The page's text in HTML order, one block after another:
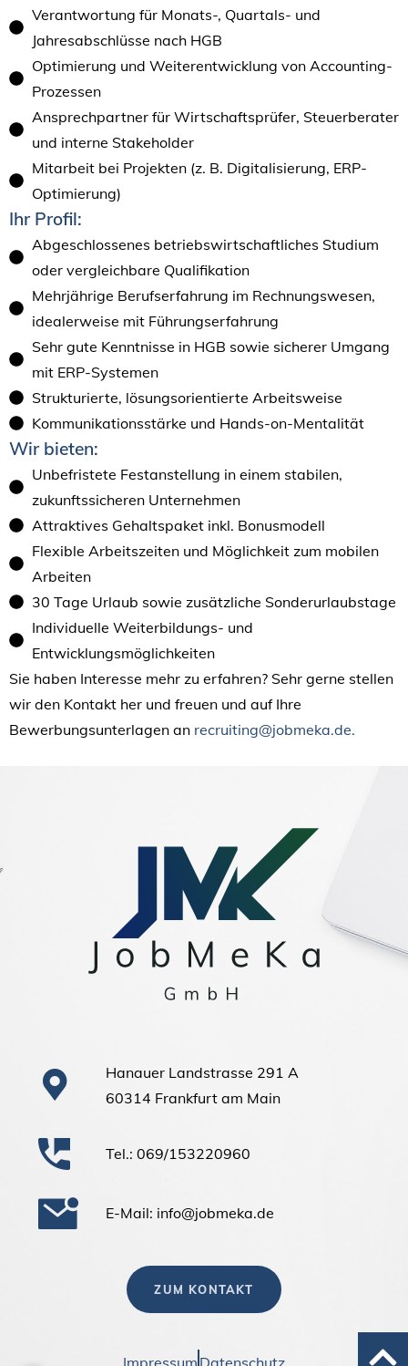
Verantwortung für Monats-, Quartals- und
Jahresabschlüsse nach HGB
Optimierung und Weiterentwicklung von Accounting-
Prozessen
Ansprechpartner für Wirtschaftsprüfer, Steuerberater
und interne Stakeholder
Mitarbeit bei Projekten (z. B. Digitalisierung, ERP-
Optimierung)
Ihr Profil:
Abgeschlossenes betriebswirtschaftliches Studium
oder vergleichbare Qualifikation
Mehrjährige Berufserfahrung im Rechnungswesen,
idealerweise mit Führungserfahrung
Sehr gute Kenntnisse in HGB sowie sicherer Umgang
mit ERP-Systemen
Strukturierte, lösungsorientierte Arbeitsweise
Kommunikationsstärke und Hands-on-Mentalität
Wir bieten:
Unbefristete Festanstellung in einem stabilen,
zukunftssicheren Unternehmen
Attraktives Gehaltspaket inkl. Bonusmodell
Flexible Arbeitszeiten und Möglichkeit zum mobilen
Arbeiten
30 Tage Urlaub sowie zusätzliche Sonderurlaubstage
Individuelle Weiterbildungs- und
Entwicklungsmöglichkeiten
Sie haben Interesse mehr zu erfahren? Sehr gerne stellen
wir den Kontakt her und freuen und auf Ihre
Bewerbungsunterlagen an recruiting@jobmeka.de.
Hanauer Landstrasse 291 A
60314 Frankfurt am Main
Tel.: 069/153220960
E-Mail: info@jobmeka.de
ZUM KONTAKT
Impressum Datenschutz